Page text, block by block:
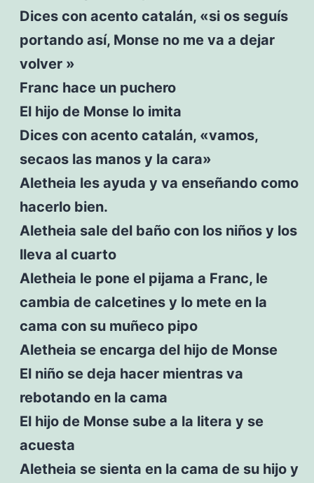
Dices con acento catalán, «si os seguís
portando así, Monse no me va a dejar
volver »
Franc hace un puchero
El hijo de Monse lo imita
Dices con acento catalán, «vamos,
secaos las manos y la cara»
Aletheia les ayuda y va enseñando como
hacerlo bien.
Aletheia sale del baño con los niños y los
lleva al cuarto
Aletheia le pone el pijama a Franc, le
cambia de calcetines y lo mete en la
cama con su muñeco pipo
Aletheia se encarga del hijo de Monse
El niño se deja hacer mientras va
rebotando en la cama
El hijo de Monse sube a la litera y se
acuesta
Aletheia se sienta en la cama de su hijo y